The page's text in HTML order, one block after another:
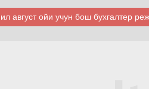
август ойи учун бош бухгалтер